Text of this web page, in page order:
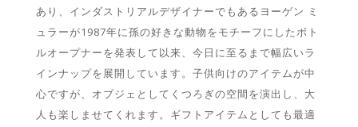
あり、インダストリアルデザイナーでもあるヨーゲン ミ
ュラーが1987年に孫の好きな動物をモチーフにしたボト
ルオープナーを発表して以来、今日に至るまで幅広いラ
インナップを展開しています。子供向けのアイテムが中
心ですが、オブジェとしてくつろぎの空間を演出し、大
人も楽しませてくれます。ギフトアイテムとしても最適